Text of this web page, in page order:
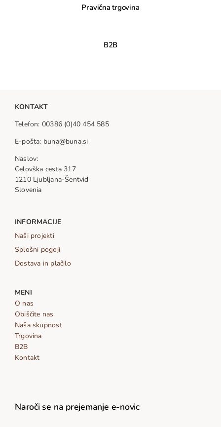
Pravična trgovina
B2B
KONTAKT
Telefon: 00386 (0)40 454 585
E-pošta: buna@buna.si
Naslov:
Celovška cesta 317
1210 Ljubljana-Šentvid
Slovenia
INFORMACIJE
Naši projekti
Splošni pogoji
Dostava in plačilo
MENI
O nas
Obiščite nas
Naša skupnost
Trgovina
B2B
Kontakt
Naroči se na prejemanje e-novic